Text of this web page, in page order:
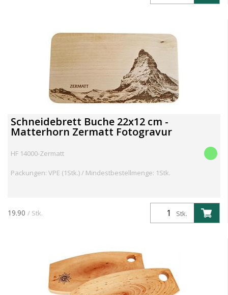
Schneidebrett Buche 22x12 cm -
Matterhorn Zermatt Fotogravur
HF 14000-Zermatt
Packungen: VPE (1Stk.) / Mindestbestellmenge: 1Stk.
Stk.
19.90 / Stk.